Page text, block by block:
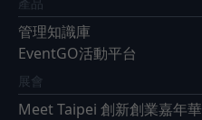
管理知識庫
EventGO活動平台
展會
Meet Taipei 創新創業嘉年華